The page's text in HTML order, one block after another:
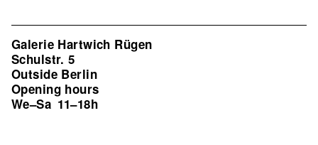
Galerie Hartwich Rügen
Schulstr. 5
Outside Berlin
Opening hours
We–Sa 11–18h